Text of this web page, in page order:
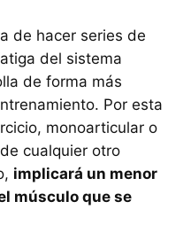
de hacer series de
del sistema
de forma más
Por esta
monoarticular o
cualquier otro
implicará un menor
músculo que se